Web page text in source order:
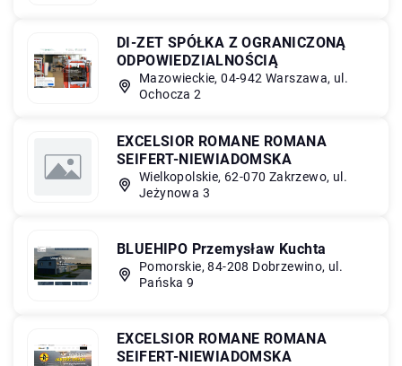
DI-ZET SPÓŁKA Z OGRANICZONĄ
ODPOWIEDZIALNOŚCIĄ
Mazowieckie, 04-942 Warszawa, ul.
Ochocza 2
EXCELSIOR ROMANE ROMANA
SEIFERT-NIEWIADOMSKA
Wielkopolskie, 62-070 Zakrzewo, ul.
Jeżynowa 3
BLUEHIPO Przemysław Kuchta
Pomorskie, 84-208 Dobrzewino, ul.
Pańska 9
EXCELSIOR ROMANE ROMANA
SEIFERT-NIEWIADOMSKA